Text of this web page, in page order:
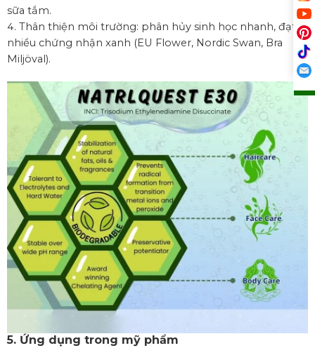
sữa tắm.
Thân thiện môi trường: phân hủy sinh học nhanh, đạt
nhiều chứng nhận xanh (EU Flower, Nordic Swan, Bra
Miljöval).
5. Ứng dụng trong mỹ phẩm